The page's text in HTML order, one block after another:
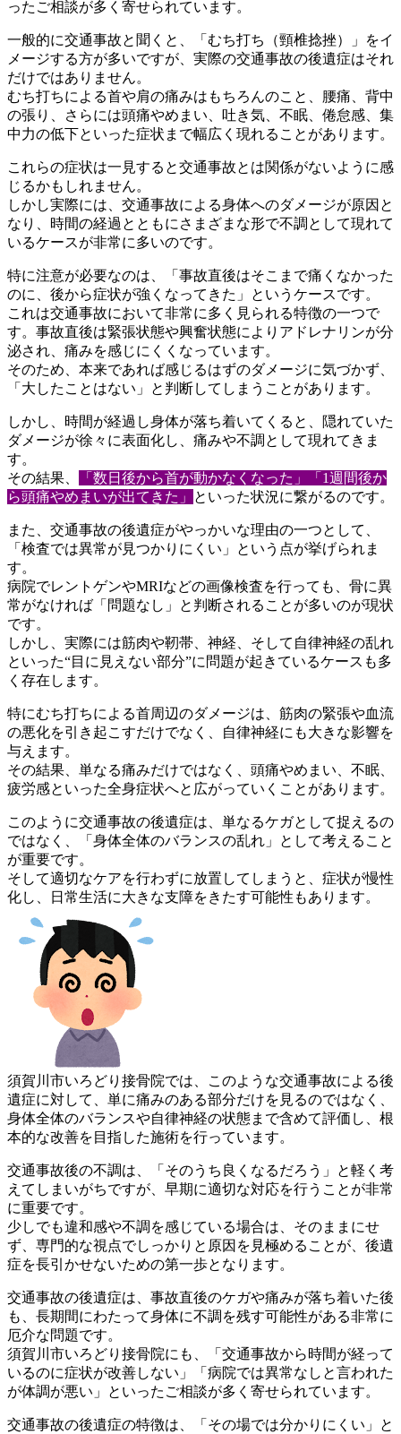
ったご相談が多く寄せられています。
一般的に交通事故と聞くと、「むち打ち（頸椎捻挫）」をイ
メージする方が多いですが、実際の交通事故の後遺症はそれ
だけではあり ません。
むち打ちによる首や肩の痛みはもちろんのこと、腰痛、背中
の張り
、さらには頭痛やめまい、吐き気、不眠、倦怠感、集
中力の低下と いった症状まで幅広く現れることがあります。
これらの症状は一見すると交通事故とは関係がないように感
じるかもしれません。
しかし実際には、交通事故による身体へのダメージが原因と
なり、 時間の経過とともにさまざまな形で不調として現れて
いるケースが非常に多いのです。
特に注意が必要なのは、「事故直後はそこまで痛くなかった
のに、 後から症状が強くなってきた」というケースです。
これは交通事故において非常に多く見られる特徴の一つで
す。事故直後は緊張状態や興奮状態によりアドレナリンが分
泌され、痛みを感じにくくなっています。
そのため、本来であれば感じるはずのダメージに気づかず、
「大したことはない」と判断してしまうことがあります。
しかし、時間が経過し身体が落ち着いてくると、隠れていた
ダメージが徐々に表面化し、痛みや不調として現れてきま
す。
その結果、
「数日後から首が動かなくなった」「1週間後か
ら頭痛やめまいが出てきた」 といった状況に繋がるのです。
また、交通事故の後遺症がやっかいな理由の一つとして、
「検査では異常が見つかりにくい」という点が挙げられま
す。
病院でレントゲンやMRIなどの画像検査を行っても、骨に異
常がなければ「問題なし」と判断されることが多いのが現状
です。
しかし、実際には筋肉や靭帯、神経、そして自律神経の乱れ
といった“目に見えない部分”に問題が起きているケースも多
く存在しま す。
特にむち打ちによる首周辺のダメージは、筋肉の緊張や血流
の悪化を引き起こすだけでなく、自律神経にも大きな影響を
与えます。
その結果、単なる痛みだけではなく、頭痛やめまい、不眠、
疲労感といった全身症状へと広がっていくことがあります。
このように交通事故の後遺症は、単なるケガとして捉えるの
ではな く、「身体全体のバランスの乱れ」として考えること
が重要です。
そして適切なケアを行わずに放置してしまうと、症状が慢性
化し、
日常生活に大きな支障をきたす可能性もあります。
須賀川市いろどり接骨院では、このような交通事故による後
遺症に対して、単に痛みのある部分だけを見るのではなく、
身体全体のバランスや自律神経の状態まで含めて評価し、根
本的な改善を目指した施術を行っています。
交通事故後の不調は、「そのうち良くなるだろう」と軽く考
えてし まいがちですが、早期に適切な対応を行うことが非常
に重要です。
少しでも違和感や不調を感じている場合は、そのままにせ
ず、専門的な視点でしっかりと原因を見極めることが、後遺
症を長引かせないための第一歩となります。
交通事故の後遺症は、事故直後のケガや痛みが落ち着いた後
も、長期間にわたって身体に不調を残す可能性がある非常に
厄介な問題です。
須賀川市いろどり接骨院にも、「交通事故から時間が経って
いるのに症状が改善しない」「病院では異常なしと言われた
が体調が悪い 」といったご相談が多く寄せられています。
交通事故の後遺症の特徴は、「その場では分かりにくい」と